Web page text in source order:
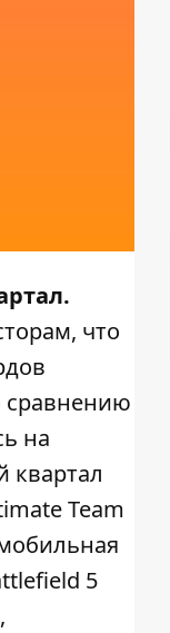
что
сравнению
на
квартал
Team
5